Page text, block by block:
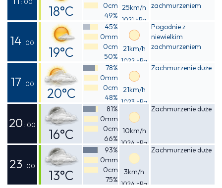
: 00
18°C
Odczuwalna
17°C
0cm
49%
25km/h
1021 hPa
zachmurzeniem
14 : 00
19°C
Odczuwalna
19°C
45%
0mm
0cm
50%
21km/h
1022 hPa
Pogodnie z
niewielkim
zachmurzeniem
17 : 00
20°C
Odczuwalna
19°C
78%
0mm
0cm
48%
21km/h
1023 hPa
Zachmurzenie duże
20 : 00
16°C
Odczuwalna
15°C
81%
0mm
0cm
66%
10km/h
1024 hPa
Zachmurzenie duże
23 : 00
13°C
93%
0mm
0cm
75%
3km/h
1024 hPa
Zachmurzenie duże